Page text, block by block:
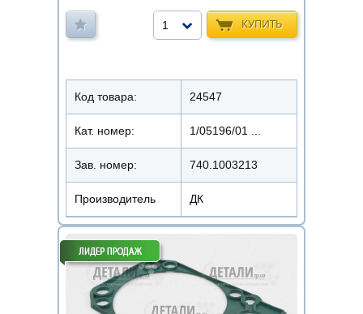
КУПИТЬ
1
Код товара: 24547
Кат. номер: 1/05196/01 ...
Зав. номер: 740.1003213
Производитель ДК